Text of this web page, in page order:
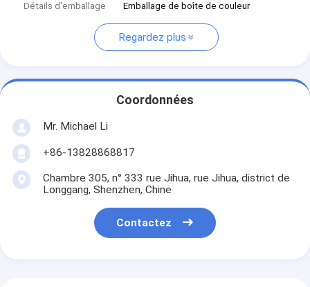
Détails d'emballage
Emballage de boîte de couleur
Regardez plus
Coordonnées
Mr. Michael Li
+86-13828868817
Chambre 305, n° 333 rue Jihua, rue Jihua, district de
Longgang, Shenzhen, Chine
Contactez